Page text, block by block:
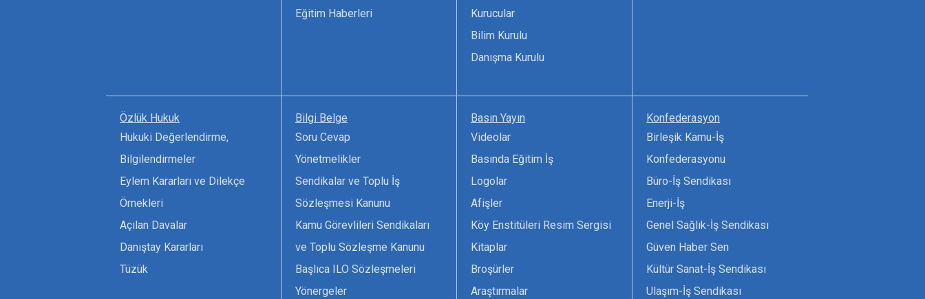
Eğitim Haberleri
Kurucular
Bilim Kurulu
Danışma Kurulu
Özlük Hukuk
Hukuki Değerlendirme,
Bilgilendirmeler
Eylem Kararları ve Dilekçe
Örnekleri
Açılan Davalar
Danıştay Kararları
Tüzük
Bilgi Belge
Soru Cevap
Yönetmelikler
Sendikalar ve Toplu İş
Sözleşmesi Kanunu
Kamu Görevlileri Sendikaları
ve Toplu Sözleşme Kanunu
Başlıca ILO Sözleşmeleri
Yönergeler
Basın Yayın
Videolar
Basında Eğitim İş
Logolar
Afişler
Köy Enstitüleri Resim Sergisi
Kitaplar
Broşürler
Araştırmalar
Konfederasyon
Birleşik Kamu-İş
Konfederasyonu
Büro-İş Sendikası
Enerji-İş
Genel Sağlık-İş Sendikası
Güven Haber Sen
Kültür Sanat-İş Sendikası
Ulaşım-İş Sendikası